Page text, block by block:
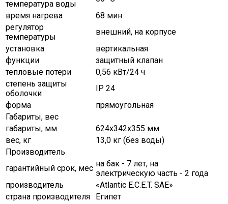
температура воды
время нагрева
68 мин
регулятор
температуры
внешний, на корпусе
установка
вертикальная
функции
защитный клапан
тепловые потери
0,56 кВт/24 ч
степень защиты
оболочки
IP 24
форма
прямоугольная
Габариты, вес
габариты, мм
624х342х355 мм
вес, кг
13,0 кг (без воды)
Производитель
гарантийный срок, мес на бак - 7 лет, на
электрическую часть - 2 года
производитель
«Atlantic E.C.E.T. SAE»
страна производителя
Египет